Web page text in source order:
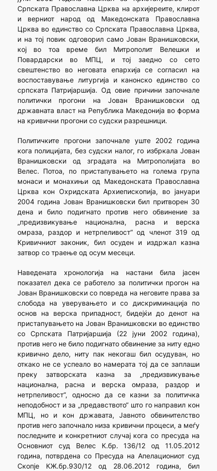
Српската Православна Црква на архијереите, клирот
и верниот народ од Македонската Православна
Црква во единство со Српската Православна Црква,
и на тој повик одговорил само Јован Вранишковски,
кој во тоа време бил Митрополит Велешки и
Повардарски во МПЦ, и тој заедно со сето
свештенство во неговата епархија се согласил на
воспоставување литургија и канонско единство со
српската Патријаршија. Од овие причини започнале
политички прогони на Јован Вранишковски од
државната власт на Република Македонија во форма
на кривични прогони со судски разрешници.
Политичките прогони започнале уште 2002 година
кога полицијата, без судски налог, го избркала Јован
Вранишковски од зградата на Митрополијата во
Велес. Потоа, по пристапувањето на голема група
монаси и монахињи од Македонската Православна
Црква кон Охридската Архиепископија, во јануари
2004 година Јован Вранишковски бил притворен 30
дена и било подигнато против него обвинение за
„предизвикување национална, расна и верска
омраза, раздор и нетрпеливост“ од членот 319 од
Кривичниот законик, бил осуден и издржал казна
затвор со траење од осум месеци.
Наведената хронологија на настани била јасен
показател дека се работело за политички прогон на
Јован Вранишковски со повреда на неговите права за
слобода на уверувањето и со дискриминација по
основ на верска припадност, бидејќи до денот на
пристапувањето на Јован Вранишковски во единство
со Српската Патријаршија (22 јуни 2002 година),
против него не било подигнато обвинение за ниту едно
кривично дело, ниту пак некогаш бил осудуван, но
откако не се успеало во намерата тој да се заплаши
преку затворската казна за „предизвикување
национална, расна и верска омраза, раздор и
нетрпеливост“, односно да се казни за политичка
неподобност и за „предавството“ што го направил кон
МПЦ, но и кон државата, Јавното обвинителство
против него започнало низа кривични процеси, а меѓу
последните и конкретниот случај кога со пресуда на
Основниот суд Велес К.бр. 136/12 од 11.05.2012
година, потврдена со Пресуда на Апелациониот суд
Скопје КЖ.бр.930/12 од 28.06.2012 година, бил